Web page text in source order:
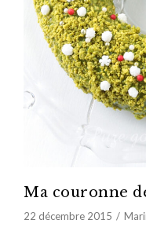
Ma couronne
22 décembre 2015